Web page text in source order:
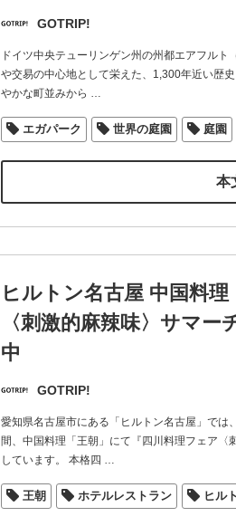
GOTRIP!
ドイツ中央テューリンゲン州の州都エアフル
や交易の中心地として栄えた、1,300年近い歴
やかな町並みから …
エガパーク 世界の庭園 庭園
本
ヒルトン名古屋 中国料
〈刺激的麻辣味〉サマ
中
GOTRIP!
愛知県名古屋市にある「ヒルトン名古屋」で
間、中国料理「王朝」にて『四川料理フェア
しています。 本格四 …
王朝 ホテルレストラン ヒル